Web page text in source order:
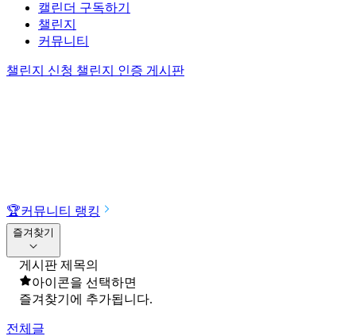
캘린더 구독하기
챌린지
커뮤니티
챌린지 신청 챌린지 인증 게시판
🏆커뮤니티 랭킹
즐겨찾기
게시판 제목의
아이콘을 선택하면
즐겨찾기에 추가됩니다.
전체글